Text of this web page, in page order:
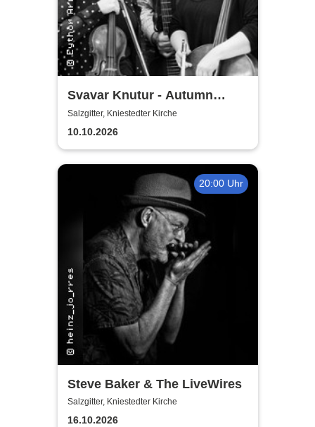
Svavar Knutur - Autumn
String Trio Tour
Salzgitter, Kniestedter Kirche
10.10.2026
20:00 Uhr
Steve Baker & The LiveWires
Salzgitter, Kniestedter Kirche
16.10.2026